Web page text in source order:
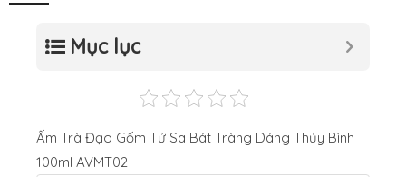
Mục lục
Ấm Trà Đạo Gốm Tử Sa Bát Tràng Dáng Thủy Bình
100ml AVMT02